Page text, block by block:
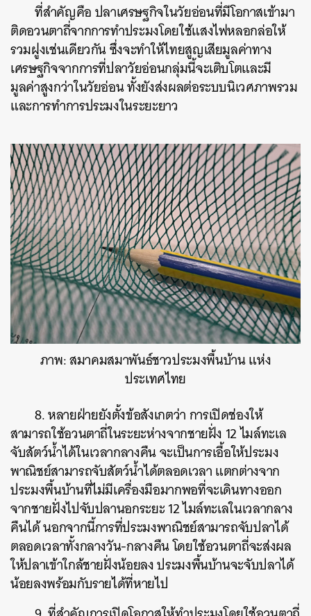
ที่สำคัญคือ ปลาเศรษฐกิจในวัยอ่อนที่มีโอกาสเข้ามา
ติดอวนตาถี่จากการทำประมงโดยใช้แสงไฟหลอกล่อให้
รวมฝูงเช่นเดียวกัน ซึ่งจะทำให้ไทยสูญเสียมูลค่าทาง
เศรษฐกิจจากการที่ปลาวัยอ่อนกลุ่มนี้จะเติบโตและมี
มูลค่าสูงกว่าในวัยอ่อน ทั้งยังส่งผลต่อระบบนิเวศภาพรวม
และการทำการประมงในระยะยาว
ภาพ: สมาคมสมาพันธ์ชาวประมงพื้นบ้าน แห่ง
ประเทศไทย
8. หลายฝ่ายยังตั้งข้อสังเกตว่า การเปิดช่องให้
สามารถใช้อวนตาถี่ในระยะห่างจากชายฝั่ง 12 ไมล์ทะเล
จับสัตว์น้ำได้ในเวลากลางคืน จะเป็นการเอื้อให้ประมง
พาณิชย์สามารถจับสัตว์น้ำได้ตลอดเวลา แตกต่างจาก
ประมงพื้นบ้านที่ไม่มีเครื่องมือมากพอที่จะเดินทางออก
จากชายฝั่งไปจับปลานอกระยะ 12 ไมล์ทะเลในเวลากลาง
คืนได้ นอกจากนี้การที่ประมงพาณิชย์สามารถจับปลาได้
ตลอดเวลาทั้งกลางวัน-กลางคืน โดยใช้อวนตาถี่จะส่งผล
ให้ปลาเข้าใกล้ชายฝั่งน้อยลง ประมงพื้นบ้านจะจับปลาได้
น้อยลงพร้อมกับรายได้ที่หายไป
SHARE TWEET